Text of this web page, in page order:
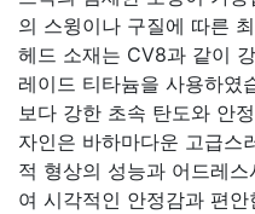
의 스윙이나 구질에 따른
헤드 소재는 CV8과 같이
레이드 티타늄을 사용하였
보다 강한 초속 탄도와 안
자인은 바하마다운 고급스
적 형상의 성능과 어드레
여 시각적인 안정감과 편